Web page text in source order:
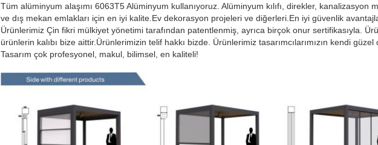
Tüm alüminyum alaşımı 6063T5 Alüminyum kullanıyoruz. Alüminyum kılıfı, direkler, kanalizasyon
ve dış mekan emlakları için en iyi kalite.Ev dekorasyon projeleri ve diğerleri.En iyi güvenlik
Ürünlerimiz Çin fikri mülkiyet yönetimi tarafından patentlenmiş, ayrıca birçok onur sertifikasıyla.
ürünlerin kalıbı bize aittir.Ürünlerimizin telif hakkı bizde. Ürünlerimiz tasarımcılarımızın kendi
Tasarım çok profesyonel, makul, bilimsel, en kaliteli!